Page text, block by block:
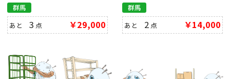
群馬
あと3 点 ￥29,000
群馬
あと 2 点 ￥14,000